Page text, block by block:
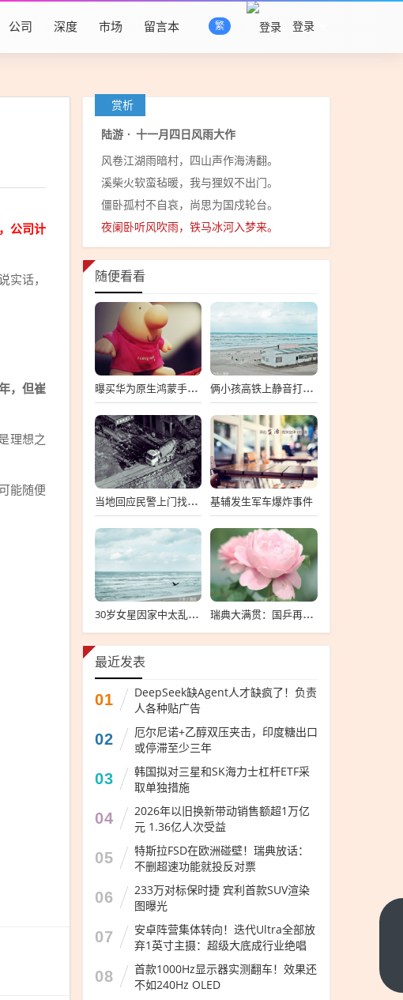
登录
繁
公司 深度 市场 留言本
公司计
实话，
，但崔
理想之
能随便
赏析
陆游 · 十一月四日风雨大作
风卷江湖雨暗村，四山声作海涛翻。
溪柴火软蛮毡暖，我与狸奴不出门。
僵卧孤村不自哀，尚思为国戍轮台。
夜阑卧听风吹雨，铁马冰河入梦来。
随便看看
曝买华为原生鸿蒙手机要签知情书 俩小孩高铁上静音打架只动手不动嘴
当地回应民警上门找曝光者谈话 基辅发生军车爆炸事件
30岁女星因家中太乱发文致歉 瑞典大满贯：国乒再赢2场
最近发表
01
DeepSeek缺Agent人才缺疯了！负责
人各种贴广告
02
厄尔尼诺+乙醇双压夹击，印度糖出口
或停滞至少三年
03
韩国拟对三星和SK海力士杠杆ETF采
取单独措施
04
2026年以旧换新带动销售额超1万亿
元 1.36亿人次受益
05
特斯拉FSD在欧洲碰壁！瑞典放话：
不删超速功能就投反对票
06
233万对标保时捷 宾利首款SUV渲染
图曝光
07
安卓阵营集体转向！迭代Ultra全部放
弃1英寸主摄：超级大底成行业绝唱
08
首款1000Hz显示器实测翻车！效果还
不如240Hz OLED